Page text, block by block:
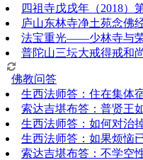
四祖寺戊戌年（2018）
庐山东林寺净土苑念佛
法宝重光——少林寺与
普陀山三坛大戒得戒和
佛教问答
生西法师答：住在集体
索达吉堪布答：普贤王
生西法师答：如何对治
生西法师答：如果烦恼
索达吉堪布答：​不学空